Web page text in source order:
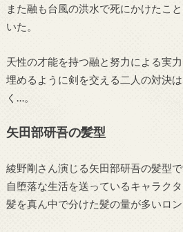
また融も台風の洪水で死にかけたこ
いた。
天性の才能を持つ融と努力による実
埋めるように剣を交える二人の対決
く…。
矢田部研吾の髪型
綾野剛さん演じる矢田部研吾の髪型
自堕落な生活を送っているキャラク
髪を真ん中で分けた髪の量が多いロン